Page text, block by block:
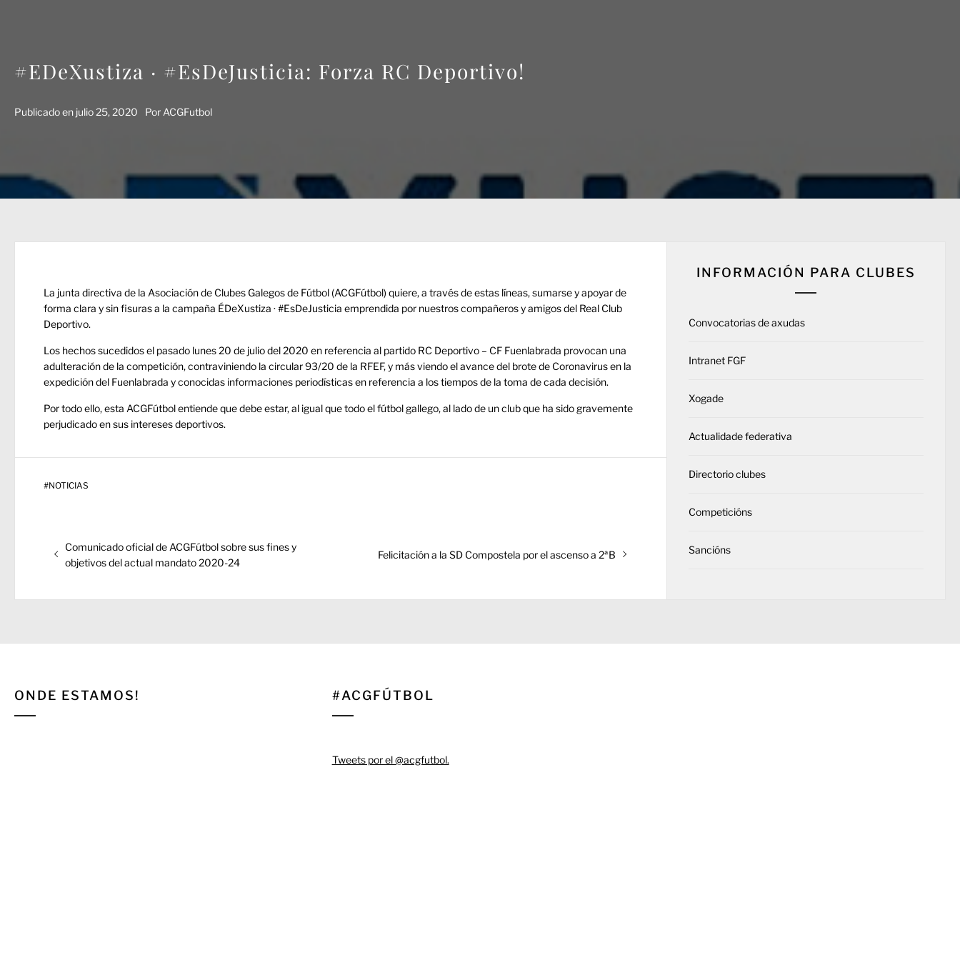
#EDeXustiza · #EsDeJusticia: Forza RC Deportivo!
Publicado en julio 25, 2020 Por ACGFutbol
La junta directiva de la Asociación de Clubes Galegos de Fútbol (ACGFútbol) quiere, a través de estas líneas, sumarse y apoyar de
forma clara y sin fisuras a la campaña ÉDeXustiza · #EsDeJusticia emprendida por nuestros compañeros y amigos del Real Club
Deportivo.
Los hechos sucedidos el pasado lunes 20 de julio del 2020 en referencia al partido RC Deportivo – CF Fuenlabrada provocan una
adulteración de la competición, contraviniendo la circular 93/20 de la RFEF, y más viendo el avance del brote de Coronavirus en la
expedición del Fuenlabrada y conocidas informaciones periodísticas en referencia a los tiempos de la toma de cada decisión.
Por todo ello, esta ACGFútbol entiende que debe estar, al igual que todo el fútbol gallego, al lado de un club que ha sido gravemente
perjudicado en sus intereses deportivos.
#NOTICIAS
Navegación
de
Entrada
anterior:
Comunicado oficial de ACGFútbol sobre sus fines y
objetivos del actual mandato 2020-24
Entrada
Felicitación a la SD Compostela por el ascenso a 2ªB
INFORMACIÓN PARA CLUBES
Convocatorias de axudas
Intranet FGF
Xogade
Actualidade federativa
Directorio clubes
Competicións
Sancións
ONDE ESTAMOS! #ACGFÚTBOL
Tweets por el @acgfutbol.